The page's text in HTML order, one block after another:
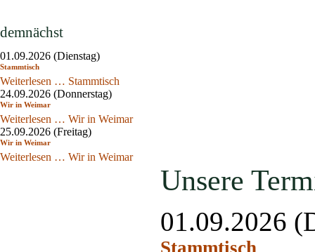
demnächst
01.09.2026 (Dienstag)
Stammtisch
Weiterlesen … Stammtisch
24.09.2026 (Donnerstag)
Wir in Weimar
Weiterlesen … Wir in Weimar
25.09.2026 (Freitag)
Wir in Weimar
Weiterlesen … Wir in Weimar
Unsere
01.09.2026
Stammtisch